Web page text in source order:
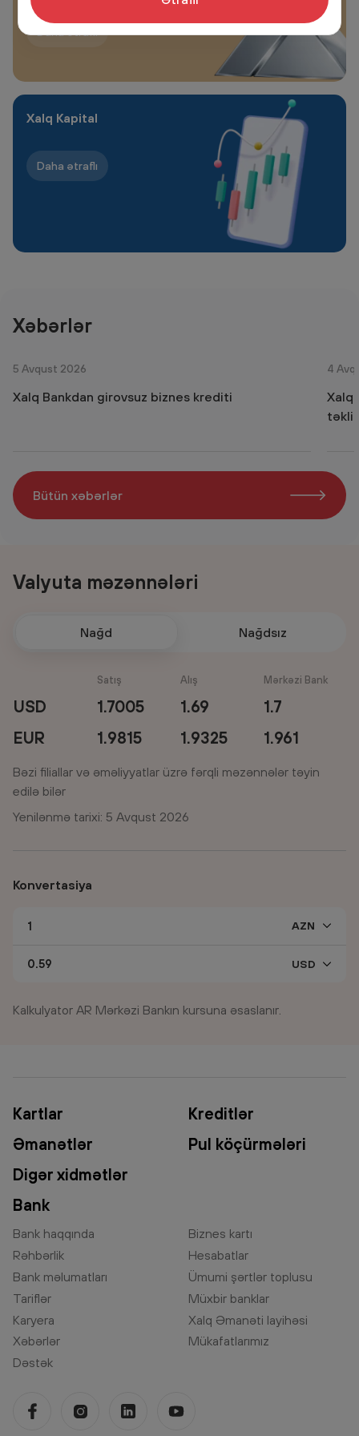
Daha ətraflı
Xalq Kapital
Daha ətraflı
Xəbərlər
5 Avqust 2026
Xalq Bankdan girovsuz biznes krediti
4
Xalq
Bütün xəbərlər
Valyuta məzənnələri
Nağd Nağdsız
Satış Alış Mərkəzi Bank
USD 1.7005 1.69
1.7
EUR
1.9815 1.9325 1.961
Bəzi filiallar və əməliyyatlar üzrə fərqli məzənnələr təyin
edilə bilər
Yenilənmə tarixi: 5 Avqust 2026
Konvertasiya
Kalkulyator AR Mərkəzi Bankın kursuna əsaslanır.
Kartlar
Kreditlər
Əmanətlər
Pul köçürmələri
Digər xidmətlər
Bank
Bank haqqında
Biznes kartı
Rəhbərlik
Hesabatlar
Bank məlumatları
Ümumi şərtlər toplusu
Tariflər
Müxbir banklar
Karyera
Xalq Əmanəti layihəsi
Xəbərlər
Mükafatlarımız
Dəstək